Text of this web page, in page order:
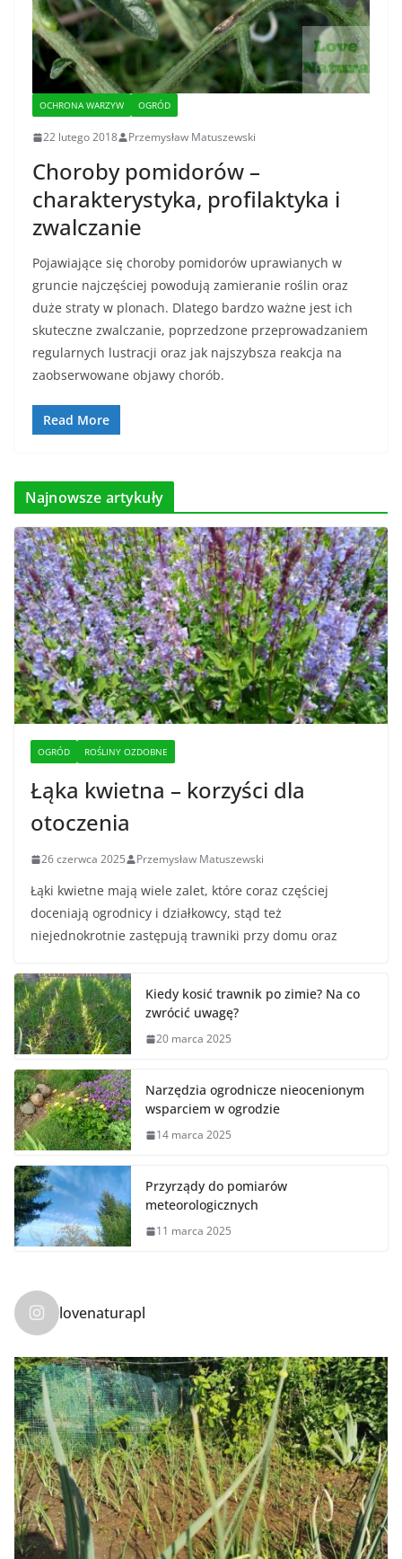
OCHRONA WARZYW OGRÓD
22 lutego 2018 Przemysław Matuszewski
Choroby pomidorów –
charakterystyka, profilaktyka i
zwalczanie
Pojawiające się choroby pomidorów uprawianych w
gruncie najczęściej powodują zamieranie roślin oraz
duże straty w plonach. Dlatego bardzo ważne jest ich
skuteczne zwalczanie, poprzedzone przeprowadzaniem
regularnych lustracji oraz jak najszybsza reakcja na
zaobserwowane objawy chorób.
Read More
Najnowsze artykuły
OGRÓD ROŚLINY OZDOBNE
Łąka kwietna – korzyści dla
otoczenia
26 czerwca 2025 Przemysław Matuszewski
Łąki kwietne mają wiele zalet, które coraz częściej
doceniają ogrodnicy i działkowcy, stąd też
niejednokrotnie zastępują trawniki przy domu oraz
Kiedy kosić trawnik po zimie? Na co
zwrócić uwagę?
20 marca 2025
Narzędzia ogrodnicze nieocenionym
wsparciem w ogrodzie
14 marca 2025
Przyrządy do pomiarów
meteorologicznych
11 marca 2025
lovenaturapl